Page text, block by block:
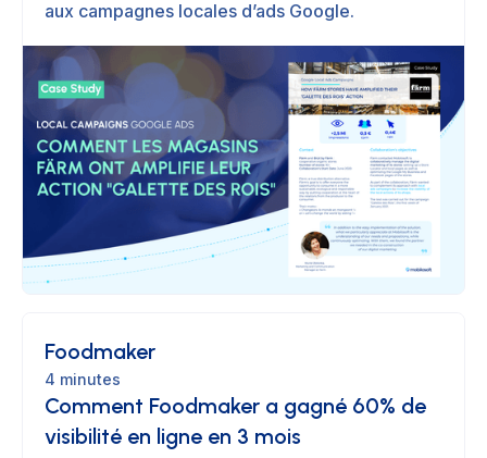
aux campagnes locales d’ads Google.
Foodmaker
4 minutes
Comment Foodmaker a gagné 60% de
visibilité en ligne en 3 mois